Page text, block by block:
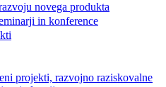
novega produkta
in konference
projekti, razvojno raziskovalne